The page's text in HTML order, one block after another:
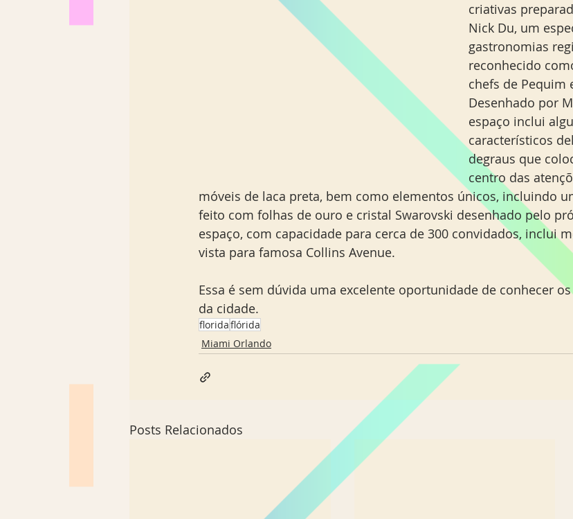
criativas
Nick Du, um
gastronomias
reconhecido
chefs de Pequim
Desenhado por
espaço inclui
característicos
degraus que
centro das
móveis de laca preta, bem como elementos únicos, incluindo
feito com folhas de ouro e cristal Swarovski desenhado pelo
espaço, com capacidade para cerca de 300 convidados, inclui
vista para famosa Collins Avenue.
Essa é sem dúvida uma excelente oportunidade de conhecer
da cidade.
floridaflórida
Miami Orlando
Posts Relacionados